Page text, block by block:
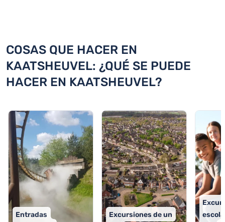
COSAS QUE HACER EN
KAATSHEUVEL: ¿QUÉ SE PUEDE
HACER EN KAATSHEUVEL?
Entradas
Excursiones de un